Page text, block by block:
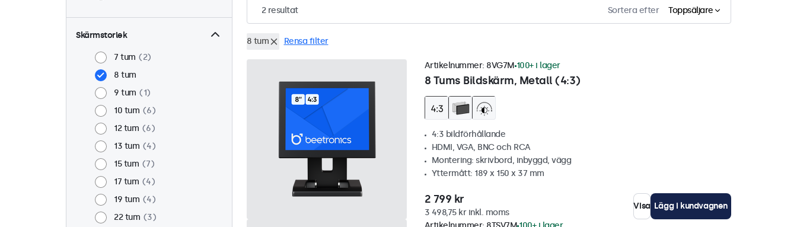
Skärmstorlek
7 tum
2
8 tum
9 tum
1
10 tum
6
12 tum
6
13 tum
4
15 tum
7
17 tum
4
19 tum
4
22 tum
3
2resultat Sortera efter Toppsäljare
8 tum Rensa filter
8 Tums Bildskärm, Metall (4:3)
Artikelnummer: 8VG7M 100+ i lager
4:3 bildförhållande
HDMI, VGA, BNC och RCA
Montering: skrivbord, inbyggd, vägg
Yttermått: 189 x 150 x 37 mm
2 799 kr
3 498,75 kr inkl. moms
Visa Lägg i kundvagnen